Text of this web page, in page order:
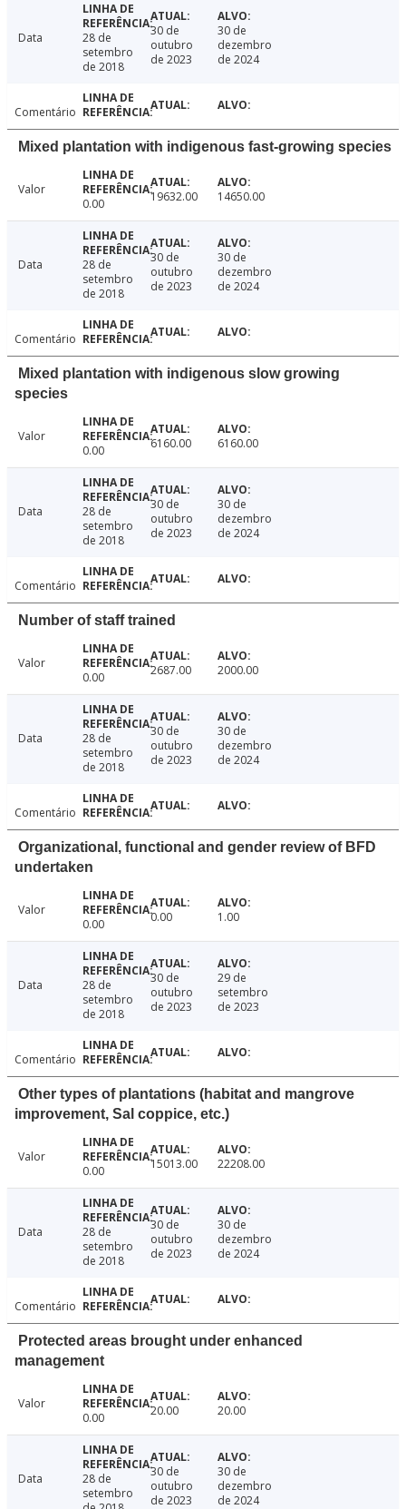
Data
28 de
setembro
de 2018
30 de
outubro
de 2023
30 de
dezembro
de 2024
Comentário
Mixed plantation with indigenous fast-growing species
Valor
0.00
19632.00 14650.00
Data
28 de
setembro
de 2018
30 de
outubro
de 2023
30 de
dezembro
de 2024
Comentário
Mixed plantation with indigenous slow growing
species
Valor
0.00
6160.00 6160.00
Data
28 de
setembro
de 2018
30 de
outubro
de 2023
30 de
dezembro
de 2024
Comentário
Number of staff trained
Valor
0.00
2687.00 2000.00
Data
28 de
setembro
de 2018
30 de
outubro
de 2023
30 de
dezembro
de 2024
Comentário
Organizational, functional and gender review of BFD
undertaken
Valor
0.00
0.00 1.00
Data
28 de
setembro
de 2018
30 de
outubro
de 2023
29 de
setembro
de 2023
Comentário
Other types of plantations (habitat and mangrove
improvement, Sal coppice, etc.)
Valor
0.00
15013.00 22208.00
Data
28 de
setembro
de 2018
30 de
outubro
de 2023
30 de
dezembro
de 2024
Comentário
Protected areas brought under enhanced
management
Valor
0.00
20.00 20.00
Data
28 de
setembro
30 de
outubro
de 2023
30 de
dezembro
de 2024